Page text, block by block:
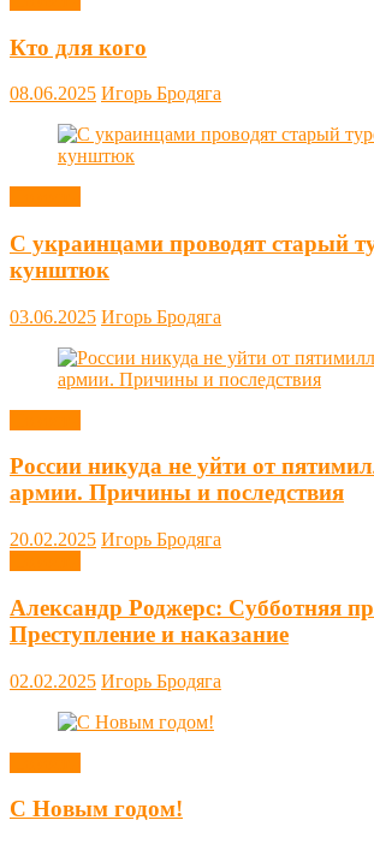
Кто для кого
08.06.2025 Игорь Бродяга
С украинцами проводят старый
кунштюк
03.06.2025 Игорь Бродяга
России никуда не уйти от
армии. Причины и последствия
20.02.2025 Игорь Бродяга
Александр Роджерс: Субботняя
Преступление и наказание
02.02.2025 Игорь Бродяга
С Новым годом!